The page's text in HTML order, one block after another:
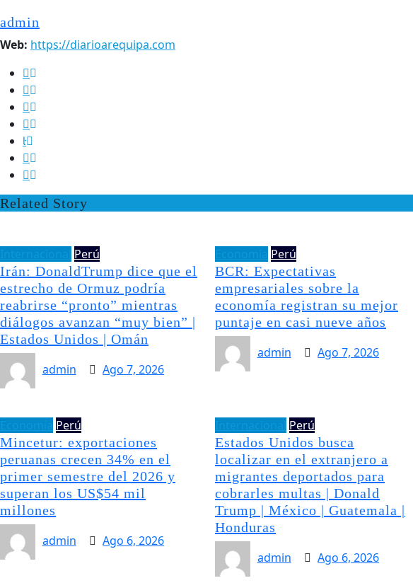
admin
Web: https://diarioarequipa.com
Related Story
Perú
Irán: DonaldTrump dice que el
estrecho de Ormuz podría
reabrirse “pronto” mientras
diálogos avanzan “muy bien” |
Estados Unidos | Omán
admin
Ago 7, 2026
Perú
BCR: Expectativas
empresariales sobre la
economía registran su mejor
puntaje en casi nueve años
admin
Ago 7, 2026
Perú
Mincetur: exportaciones
peruanas crecen 34% en el
primer semestre del 2026 y
superan los US$54 mil
millones
admin
Ago 6, 2026
Perú
Estados Unidos busca
localizar en el extranjero a
migrantes deportados para
cobrarles multas | Donald
Trump | México | Guatemala |
Honduras
admin
Ago 6, 2026